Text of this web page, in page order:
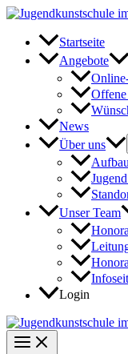
Zum
springen
Startseite
Angebote
News
Über uns
Unser Team
Login